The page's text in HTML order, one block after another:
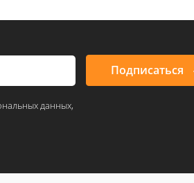
Подписаться
данных,